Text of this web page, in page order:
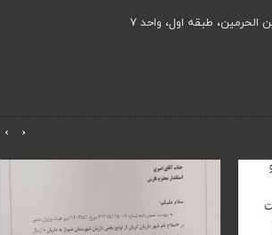
طبقه اول، واحد ۷
‹
›